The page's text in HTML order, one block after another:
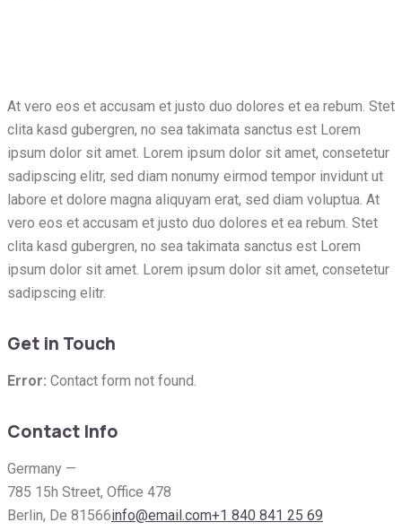
At vero eos et accusam et justo duo dolores et ea rebum. Stet
clita kasd gubergren, no sea takimata sanctus est Lorem
ipsum dolor sit amet. Lorem ipsum dolor sit amet, consetetur
sadipscing elitr, sed diam nonumy eirmod tempor invidunt ut
labore et dolore magna aliquyam erat, sed diam voluptua. At
vero eos et accusam et justo duo dolores et ea rebum. Stet
clita kasd gubergren, no sea takimata sanctus est Lorem
ipsum dolor sit amet. Lorem ipsum dolor sit amet, consetetur
sadipscing elitr.
Get in Touch
Error: Contact form not found.
Contact Info
Germany —
785 15h Street, Office 478
Berlin, De 81566info@email.com+1 840 841 25 69